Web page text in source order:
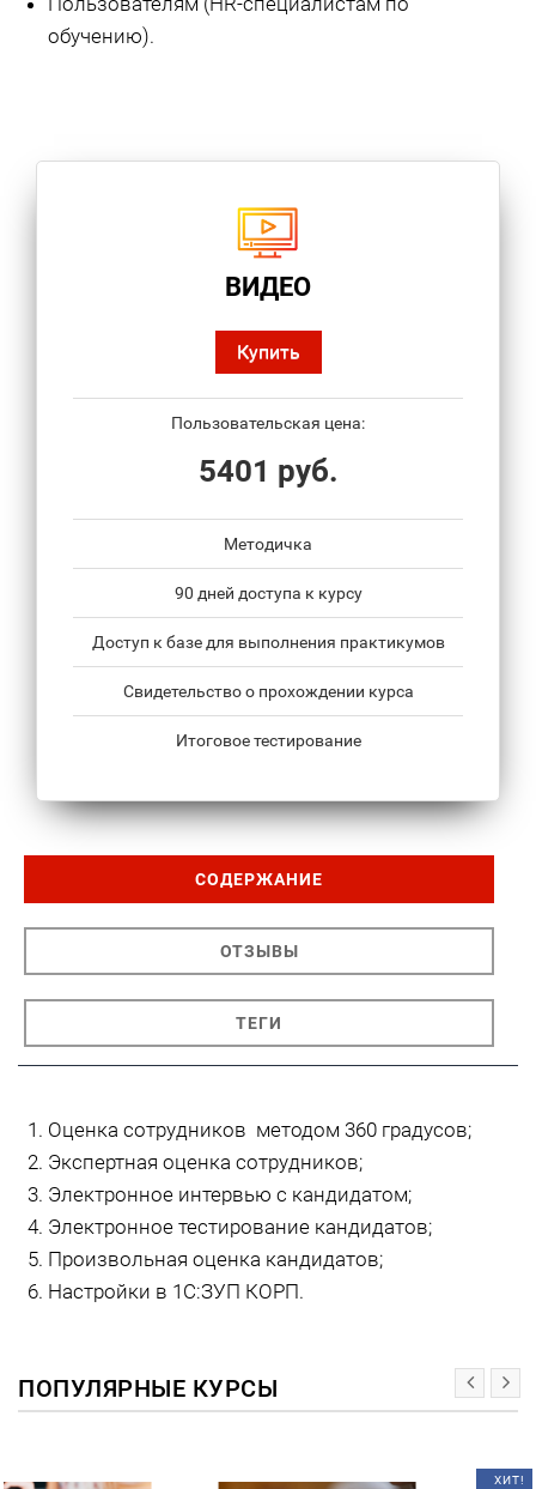
обучению).
ВИДЕО
Купить
Пользовательская цена:
5401 руб.
Методичка
90 дней доступа к курсу
Доступ к базе для выполнения практикумов
Свидетельство о прохождении курса
Итоговое тестирование
СОДЕРЖАНИЕ
ОТЗЫВЫ
ТЕГИ
Оценка сотрудников методом 360 градусов;
Экспертная оценка сотрудников;
Электронное интервью с кандидатом;
Электронное тестирование кандидатов;
Произвольная оценка кандидатов;
Настройки в 1С:ЗУП КОРП.
ПОПУЛЯРНЫЕ КУРСЫ
ХИТ!